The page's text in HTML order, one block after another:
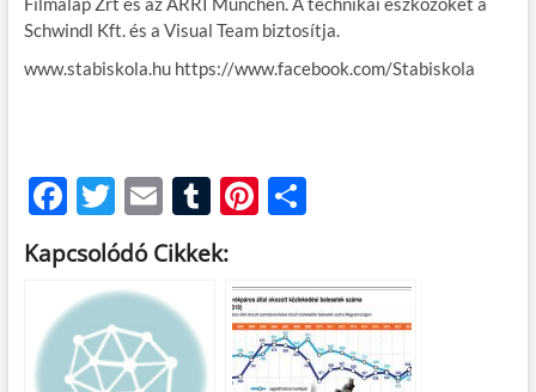
Schwindl Kft. és a Visual Team biztosítja.
www.stabiskola.hu https://www.facebook.com/Stabiskola
F
ac
e
b
o
T
w
itt
er
E
m
ail
T
u
m
bl
Pi
es
t
O
m
e
Kapcsolódó Cikkek: